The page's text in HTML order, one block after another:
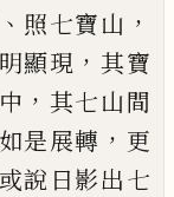
、 照七寶山 ，
顯現 ， 其寶
， 其七山間
如是展轉 ， 更
或說日影出七